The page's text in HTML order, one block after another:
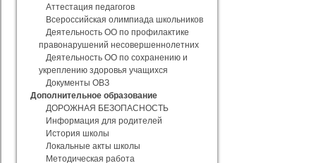
Аттестация педагогов
Всероссийская олимпиада школьников
Деятельность ОО по профилактике
правонарушений несовершеннолетних
Деятельность ОО по сохранению и
укреплению здоровья учащихся
Документы ОВЗ
Дополнительное образование
ДОРОЖНАЯ БЕЗОПАСНОСТЬ
Информация для родителей
История школы
Локальные акты школы
Методическая работа